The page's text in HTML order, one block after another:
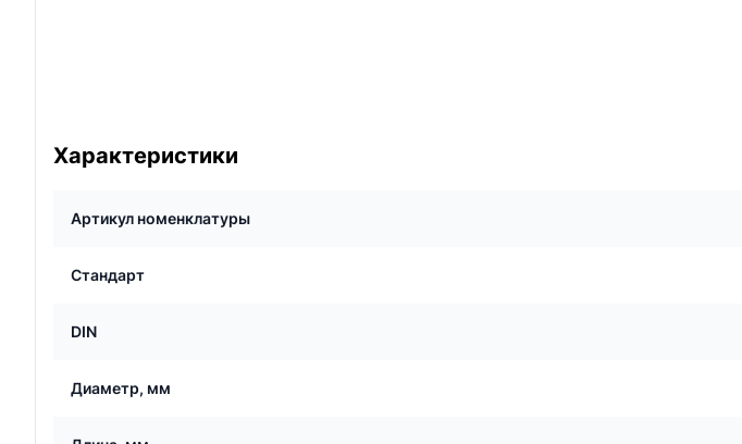
Характеристики
Артикул номенклатуры
Стандарт
DIN
Диаметр, мм